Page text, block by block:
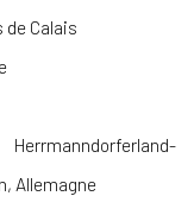
de Calais
Allemagne